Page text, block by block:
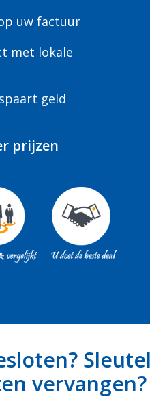
uw factuur
met lokale
geld
prijzen
vervangen?